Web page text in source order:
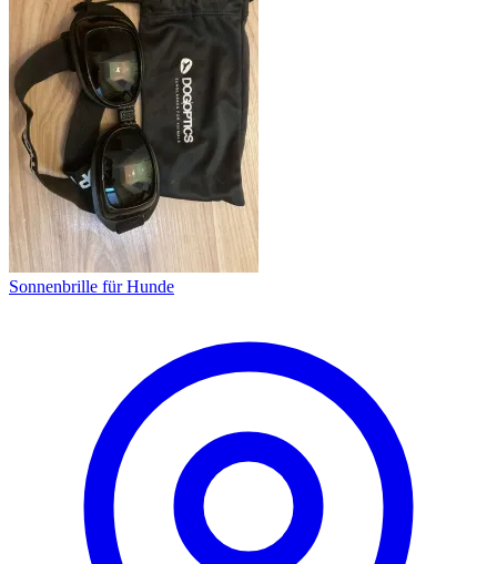
Sonnenbrille für Hunde